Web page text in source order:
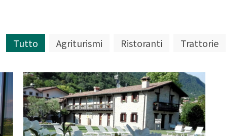
Tutto Agriturismi Ristoranti Trattorie